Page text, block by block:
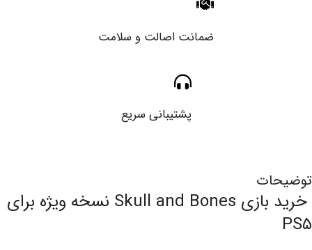
ضمانت اصالت و سلامت
پشتیبانی سریع
توضیحات
خرید بازی Skull and Bones نسخه ویژه برای
PS۵